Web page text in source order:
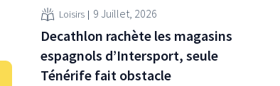
Loisirs 9 Juillet, 2026
Decathlon rachète les magasins
espagnols d’Intersport, seule
Ténérife fait obstacle